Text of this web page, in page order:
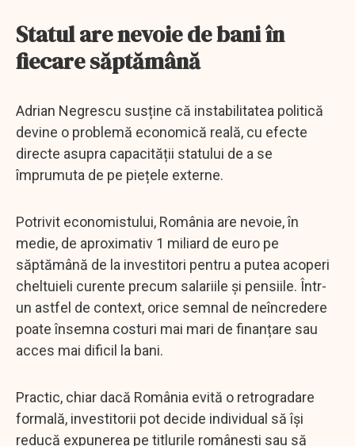
Statul are nevoie de bani în
fiecare săptămână
Adrian Negrescu susține că instabilitatea politică
devine o problemă economică reală, cu efecte
directe asupra capacității statului de a se
împrumuta de pe piețele externe.
Potrivit economistului, România are nevoie, în
medie, de aproximativ 1 miliard de euro pe
săptămână de la investitori pentru a putea acoperi
cheltuieli curente precum salariile și pensiile. Într-
un astfel de context, orice semnal de neîncredere
poate însemna costuri mai mari de finanțare sau
acces mai dificil la bani.
Practic, chiar dacă România evită o retrogradare
formală, investitorii pot decide individual să își
reducă expunerea pe titlurile românești sau să